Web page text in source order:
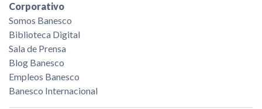
Corporativo
Somos Banesco
Biblioteca Digital
Sala de Prensa
Blog Banesco
Empleos Banesco
Banesco Internacional